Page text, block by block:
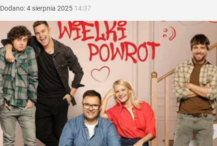
Dodano:4 sierpnia 2025 14:37